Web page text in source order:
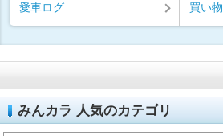
愛車ログ 買い物
みんカラ 人気のカテゴリ